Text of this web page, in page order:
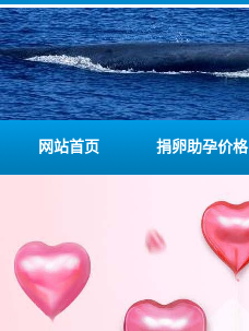
网站首页 捐卵助孕价格